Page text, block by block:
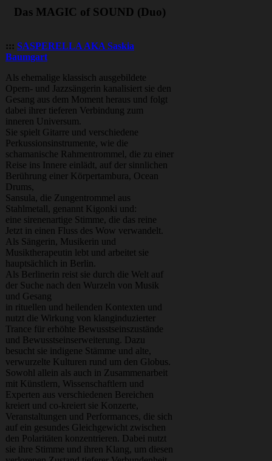
Das MAGIC of SOUND (Duo)
::: SASPERELLA AKA Saskia
Baumgart
Als ehemalige klassisch ausgebildete
Opern- und Jazzsängerin kanalisiert sie den
Gesang aus dem Moment heraus und folgt
dabei ihrer tieferen Verbindung zum
inneren Universum.
Sie spielt Gitarre und verschiedene
Perkussionsinstrumente, wie die
schamanische Rahmentrommel, die zu einer
Reise ins Innere einlädt, auf der sinnlichen
Berührung einer Körpertambura, Ocean
Drums,
Sansula, die Zungentrommel aus
Stahlmetall, genannt Kigonki und:
eine sirenenartige Stimme, die das reine
Jetzt in einen Fluss des Wow verwandelt.
Als Sängerin, Musikerin und
Musiktherapeutin lebt und arbeitet sie
hauptsächlich in Berlin.
Als Berlinerin reist sie durch die Welt auf
der Suche nach den Wurzeln von Musik
und Gesang
in rituellen und heilenden Kontexten und
nutzt die Wirkung von klanginduzierter
Trance für erhöhte Bewusstseinszustände
und Bewusstseinserweiterung. Dazu
besucht sie indigene Stämme und alte,
verwurzelte Kulturen rund um den Globus.
Sowohl allein als auch in Zusammenarbeit
mit Künstlern, Wissenschaftlern und
Experten aus verschiedenen Bereichen
kreiert und co-kreiert sie Konzerte,
Veranstaltungen und Performances, die sich
auf ein gesundes Gleichgewicht zwischen
den Polaritäten konzentrieren. Dabei nutzt
sie ihre Stimme und ihren Klang, um diesen